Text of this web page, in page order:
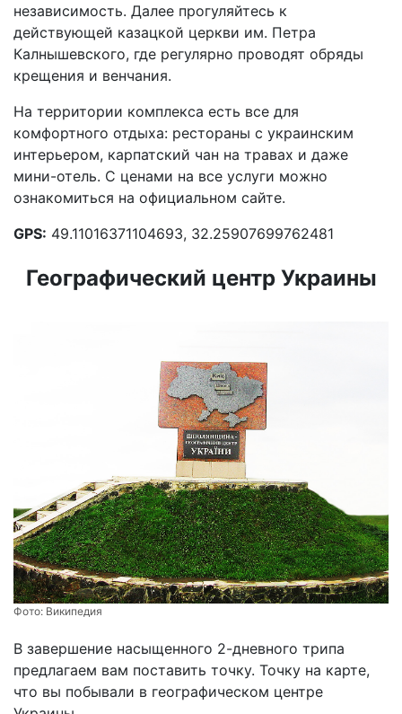
независимость. Далее прогуляйтесь к
действующей казацкой церкви им. Петра
Калнышевского, где регулярно проводят обряды
крещения и венчания.
На территории комплекса есть все для
комфортного отдыха: рестораны с украинским
интерьером, карпатский чан на травах и даже
мини-отель. С ценами на все услуги можно
ознакомиться на официальном сайте.
GPS: 49.11016371104693, 32.25907699762481
Географический центр Украины
Фото: Википедия
В завершение насыщенного 2-дневного трипа
предлагаем вам поставить точку. Точку на карте,
что вы побывали в географическом центре